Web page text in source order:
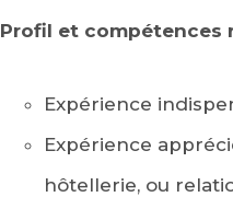
Profil et compétences
Expérience
Expérience
hôtellerie, ou